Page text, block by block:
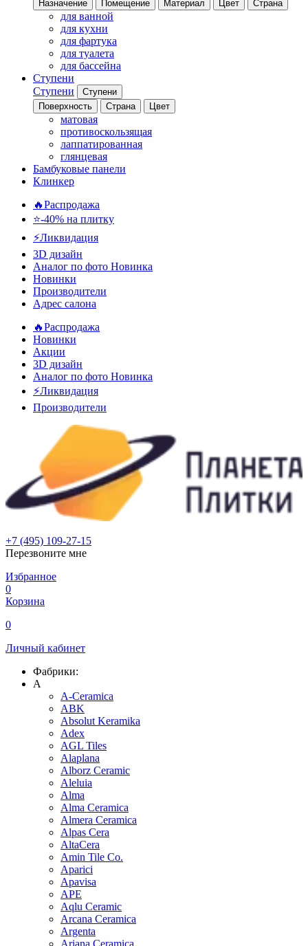
Назначение
Помещение Материал Цвет Страна
для ванной
для кухни
для фартука
для туалета
для бассейна
Ступени
Ступени
Ступени
Поверхность
Страна Цвет
матовая
противоскользящая
лаппатированная
глянцевая
Бамбуковые панели
Клинкер
🔥Распродажа
⭐-40% на плитку
⚡️Ликвидация
3D дизайн
Аналог по фото Новинка
Новинки
Производители
Адрес салона
🔥Распродажа
Новинки
Акции
3D дизайн
Аналог по фото Новинка
⚡Ликвидация
Производители
+7 (495) 109-27-15
Перезвоните мне
Избранное
0
Корзина
0
Личный кабинет
Фабрики:
A
A-Ceramica
ABK
Absolut Keramika
Adex
AGL Tiles
Alaplana
Alborz Ceramic
Aleluia
Alma
Alma Ceramica
Almera Ceramica
Alpas Cera
AltaCera
Amin Tile Co.
Aparici
Apavisa
APE
Aqlu Ceramic
Arcana Ceramica
Argenta
Ariana Ceramica